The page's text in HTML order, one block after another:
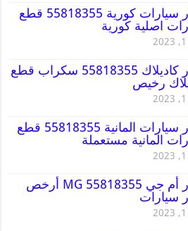
قطع غيار سيارات كورية 55818355 قطع
اصلية كورية
قطع غيار كاديلاك 55818355 سكراب قطع
رخيص
قطع غيار سيارات المانية 55818355 قطع
المانية مستعملة
قطع غيار أم جي MG 55818355 أرخص
سيارات